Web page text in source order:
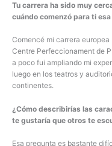
Tu carrera ha sido muy
cuándo comenzó para ti
Comencé mi carrera
Centre Perfeccionament de
a poco fui ampliando mi
luego en los teatros y
continentes.
¿Cómo describirías las
te gustaría que otros te
Esa pregunta es bastante